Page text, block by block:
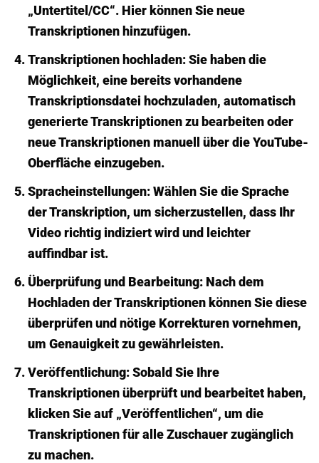
„Untertitel/CC“. Hier können Sie neue
Transkriptionen hinzufügen.
Transkriptionen hochladen:Sie haben die
Möglichkeit, eine bereits vorhandene
Transkriptionsdatei hochzuladen, automatisch
generierte Transkriptionen zu bearbeiten oder
neue Transkriptionen manuell über die YouTube-
Oberfläche einzugeben.
Spracheinstellungen:Wählen Sie die Sprache
der Transkription, um sicherzustellen, dass Ihr
Video richtig indiziert wird und leichter
auffindbar ist.
Überprüfung und Bearbeitung:Nach dem
Hochladen der Transkriptionen können Sie diese
überprüfen und nötige Korrekturen vornehmen,
um Genauigkeit zu gewährleisten.
Veröffentlichung:Sobald Sie Ihre
Transkriptionen überprüft und bearbeitet haben,
klicken Sie auf „Veröffentlichen“, um die
Transkriptionen für alle Zuschauer zugänglich
zu machen.